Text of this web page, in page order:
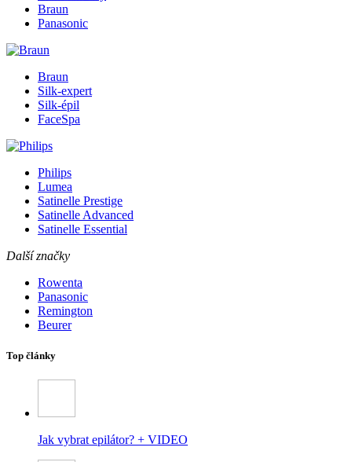
Braun
Panasonic
Braun
Silk-expert
Silk-épil
FaceSpa
Philips
Lumea
Satinelle Prestige
Satinelle Advanced
Satinelle Essential
Další značky
Rowenta
Panasonic
Remington
Beurer
Top články
Jak vybrat epilátor? + VIDEO